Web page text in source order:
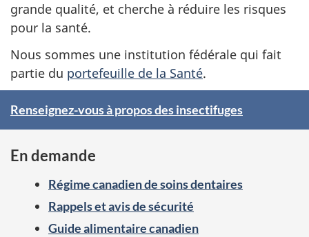
é
C
a
n
a
grande qualité, et cherche à réduire les risques
pour la santé.
Nous sommes une institution fédérale qui fait
partie du portefeuille de la Santé.
S
p
Renseignez-vous à propos des insectifuges
En demande
Régime canadien de soins dentaires
Rappels et avis de sécurité
Guide alimentaire canadien